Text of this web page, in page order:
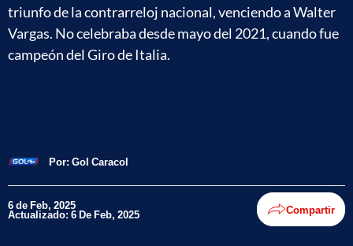
triunfo de la contrarreloj nacional, venciendo a Walter
Vargas. No celebraba desde mayo del 2021, cuando fue
campeón del Giro de Italia.
Por: Gol Caracol
6 de Feb, 2025
Actualizado: 6 De Feb, 2025 Compartir